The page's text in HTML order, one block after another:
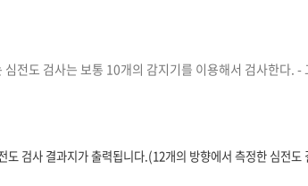
심전도 검사는 보통 10개의 감지기를 이용해서 검사한다
도 검사 결과지가 출력됩니다.(12개의 방향에서 측정한 심전도